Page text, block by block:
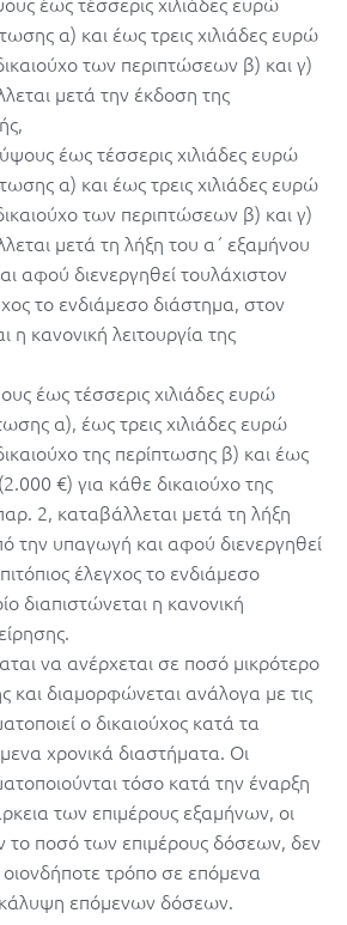
α) και έως τρεις χιλιάδες ευρώ
των περιπτώσεων β) και γ)
μετά την έκδοση της
έως τέσσερις χιλιάδες ευρώ
α) και έως τρεις χιλιάδες ευρώ
των περιπτώσεων β) και γ)
μετά τη λήξη του α΄ εξαμήνου
αφού διενεργηθεί τουλάχιστον
το ενδιάμεσο διάστημα, στον
η κανονική λειτουργία της
έως τέσσερις χιλιάδες ευρώ
α), έως τρεις χιλιάδες ευρώ
της περίπτωσης β) και έως
€) για κάθε δικαιούχο της
2, καταβάλλεται μετά τη λήξη
την υπαγωγή και αφού διενεργηθεί
έλεγχος το ενδιάμεσο
διαπιστώνεται η κανονική
να ανέρχεται σε ποσό μικρότερο
και διαμορφώνεται ανάλογα με τις
ο δικαιούχος κατά τα
χρονικά διαστήματα. Οι
τόσο κατά την έναρξη
των επιμέρους εξαμήνων, οι
το ποσό των επιμέρους δόσεων, δεν
τρόπο σε επόμενα
επόμενων δόσεων.